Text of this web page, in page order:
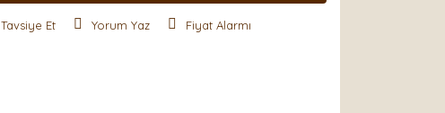
Tavsiye Et Yorum Yaz Fiyat Alarmı